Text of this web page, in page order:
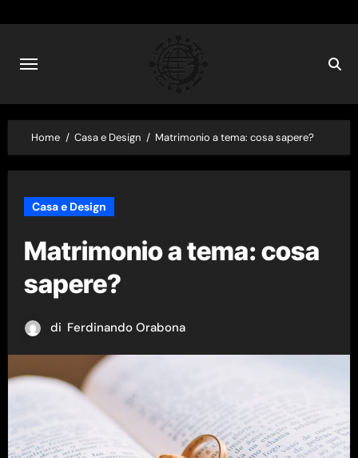
content
Home Casa e Design Matrimonio a tema: cosa sapere?
Casa e Design
Matrimonio a tema: cosa
sapere?
di Ferdinando Orabona